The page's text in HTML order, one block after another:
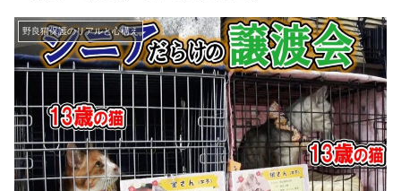
野良猫保護のリアルと心構え